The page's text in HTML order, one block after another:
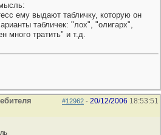
ему выдают табличку, которую он
табличек: "лох", "олигарх",
много тратить" и т.д.
#12962 - 20/12/2006 18:53:51